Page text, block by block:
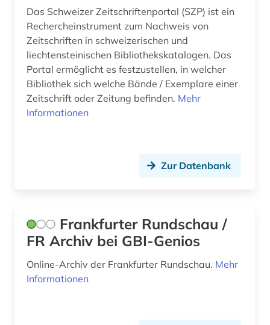
fid nahost-, nordafrika- und islamstudien (6)
fid nordeuropa (1)
fid ost-, ostmittel- und südosteuropa (8)
fid-lizenz (1)
filmarchiv (2)
flugschrift (3)
frankfurt (2)
Suedasien (1)
Suedostasien (6)
Thueringen (2)
USA (33)
Das Schweizer Zeitschriftenportal (SZP) ist ein
Rechercheinstrument zum Nachweis von
Zeitschriften in schweizerischen und
liechtensteinischen Bibliothekskatalogen. Das
Portal ermöglicht es festzustellen, in welcher
Bibliothek sich welche Bände / Exemplare einer
Zeitschrift oder Zeitung befinden. Mehr
Informationen
Zur Datenbank
Frankfurter Rundschau /
FR Archiv bei GBI-Genios
Online-Archiv der Frankfurter Rundschau. Mehr
Informationen